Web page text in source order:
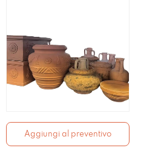
Aggiungi al preventivo